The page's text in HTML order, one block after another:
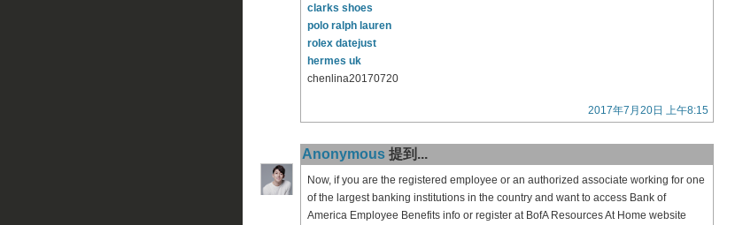
clarks shoes
polo ralph lauren
rolex datejust
hermes uk
chenlina20170720
2017年7月20日 上午8:15
Anonymous提到...
Now, if you are the registered employee or an authorized associate working for one
of the largest banking institutions in the country and want to access Bank of
America Employee Benefits info or register at BofA Resources At Home website